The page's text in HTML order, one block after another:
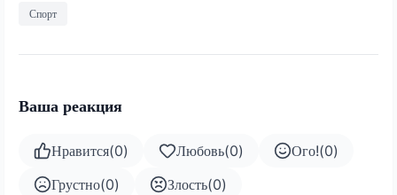
Спорт
Ваша реакция
Нравится(0) Любовь(0) Ого!(0)
Грустно(0) Злость(0)